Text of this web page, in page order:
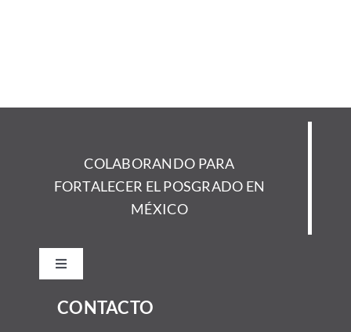
COLABORANDO PARA
FORTALECER EL POSGRADO EN
MÉXICO
Toggle
CONTACTO